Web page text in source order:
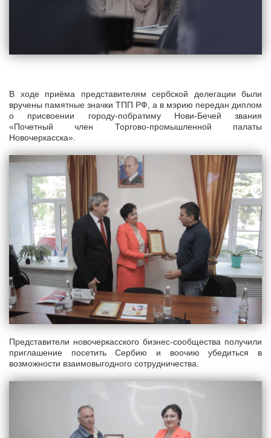
В ходе приёма представителям сербской делегации были
вручены памятные значки ТПП РФ, а в мэрию передан диплом
о присвоении городу-побратиму Нови-Бечей звания
«Почетный член Торгово-промышленной палаты
Новочеркасска».
Представители новочеркасского бизнес-сообщества получили
приглашение посетить Сербию и воочию убедиться в
возможности взаимовыгодного сотрудничества.